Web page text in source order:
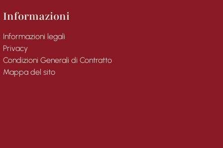
Informazioni
Informazioni legali
Privacy
Condizioni Generali di Contratto
Mappa del sito